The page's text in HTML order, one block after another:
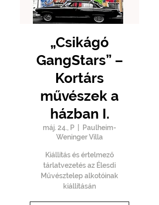
„Csikágó
GangStars” –
Kortárs
művészek a
házban I.
máj. 24., P
Paulheim-
Weninger Villa
Kiállítás és értelmező
tárlatvezetés az Élesdi
Művésztelep alkotóinak
kiállításán